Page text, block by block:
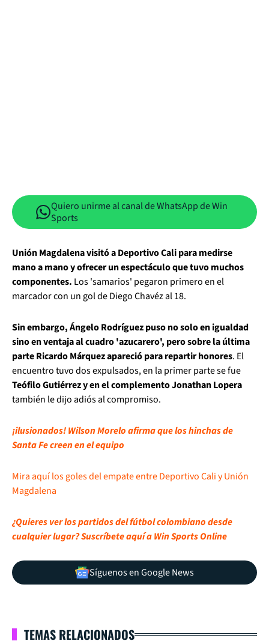
Quiero unirme al canal de WhatsApp de Win
Sports
Unión Magdalena visitó a Deportivo Cali para medirse
mano a mano y ofrecer un espectáculo que tuvo muchos
componentes. Los 'samarios' pegaron primero en el
marcador con un gol de Diego Chavéz al 18.
Sin embargo, Ángelo Rodríguez puso no solo en igualdad
sino en ventaja al cuadro 'azucarero', pero sobre la última
parte Ricardo Márquez apareció para repartir honores. El
encuentro tuvo dos expulsados, en la primer parte se fue
Teófilo Gutiérrez y en el complemento Jonathan Lopera
también le dijo adiós al compromiso.
¡ilusionados! Wilson Morelo afirma que los hinchas de
Santa Fe creen en el equipo
Mira aquí los goles del empate entre Deportivo Cali y Unión
Magdalena
¿Quieres ver los partidos del fútbol colombiano desde
cualquier lugar? Suscríbete aquí a Win Sports Online
Síguenos en Google News
TEMAS RELACIONADOS